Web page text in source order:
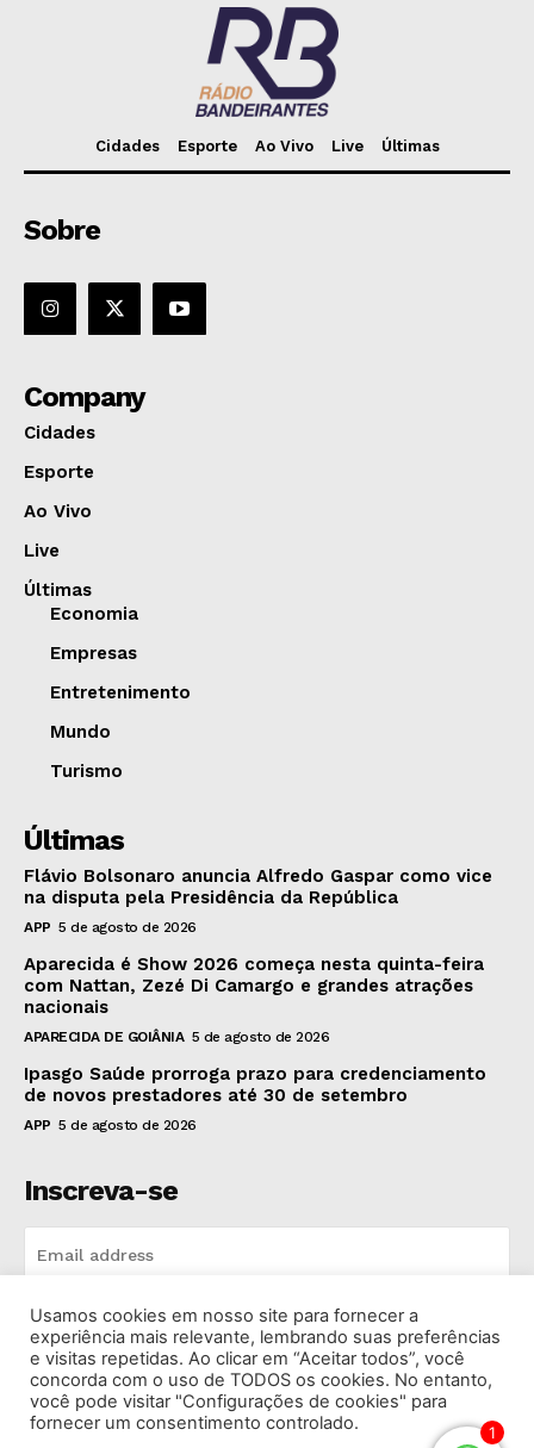
Cidades Esporte Ao Vivo Live Últimas
Sobre
Company
Cidades
Esporte
Ao Vivo
Live
Últimas
Economia
Empresas
Entretenimento
Mundo
Turismo
Últimas
Flávio Bolsonaro anuncia Alfredo Gaspar como vice
na disputa pela Presidência da República
APP 5 de agosto de 2026
Aparecida é Show 2026 começa nesta quinta-feira
com Nattan, Zezé Di Camargo e grandes atrações
nacionais
APARECIDA DE GOIÂNIA 5 de agosto de 2026
Ipasgo Saúde prorroga prazo para credenciamento
de novos prestadores até 30 de setembro
APP 5 de agosto de 2026
Inscreva-se
INSCREVA-SE
I've read and accept the Privacy Policy.
1
Usamos cookies em nosso site para fornecer a
experiência mais relevante, lembrando suas preferências
e visitas repetidas. Ao clicar em “Aceitar todos”, você
concorda com o uso de TODOS os cookies. No entanto,
você pode visitar "Configurações de cookies" para
fornecer um consentimento controlado.